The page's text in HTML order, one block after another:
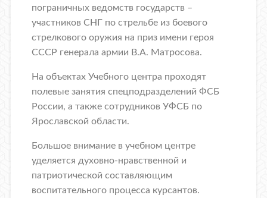
пограничных ведомств государств –
участников СНГ по стрельбе из боевого
стрелкового оружия на приз имени героя
СССР генерала армии В.А. Матросова.
На объектах Учебного центра проходят
полевые занятия спецподразделений ФСБ
России, а также сотрудников УФСБ по
Ярославской области.
Большое внимание в учебном центре
уделяется духовно-нравственной и
патриотической составляющим
воспитательного процесса курсантов.